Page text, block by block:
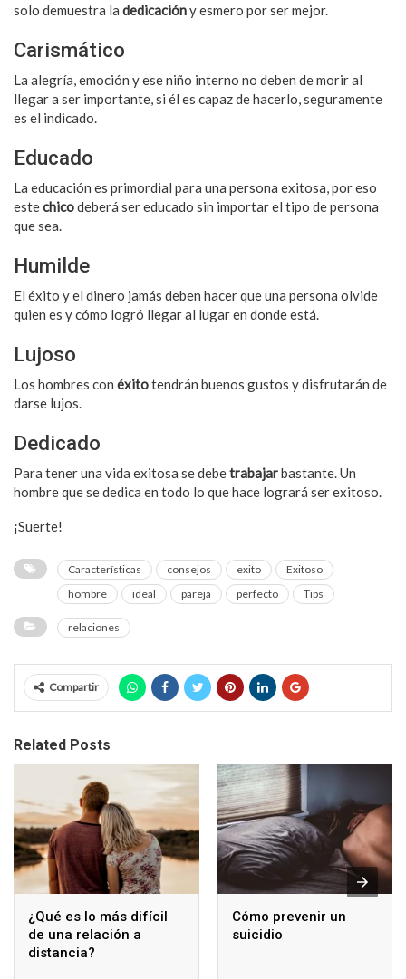
solo demuestra la dedicacióny esmero por ser mejor.
Carismático
La alegría, emoción y ese niño interno no deben de morir al
llegar a ser importante, si él es capaz de hacerlo, seguramente
es el indicado.
Educado
La educación es primordial para una persona exitosa, por eso
estechicodeberá ser educado sin importar el tipo de persona
que sea.
Humilde
El éxito y el dinero jamás deben hacer que una persona olvide
quien es y cómo logró llegar al lugar en donde está.
Lujoso
Los hombres con éxitotendrán buenos gustos y disfrutarán de
darse lujos.
Dedicado
Para tener una vida exitosa se debetrabajarbastante. Un
hombre que se dedica en todo lo que hace logrará ser exitoso.
¡Suerte!
Características consejos exito
Exitoso
hombre
ideal pareja perfecto Tips
relaciones
Compartir
Related Posts
¿Qué es lo más difícil
de una relación a
distancia?
Cómo prevenir un
suicidio